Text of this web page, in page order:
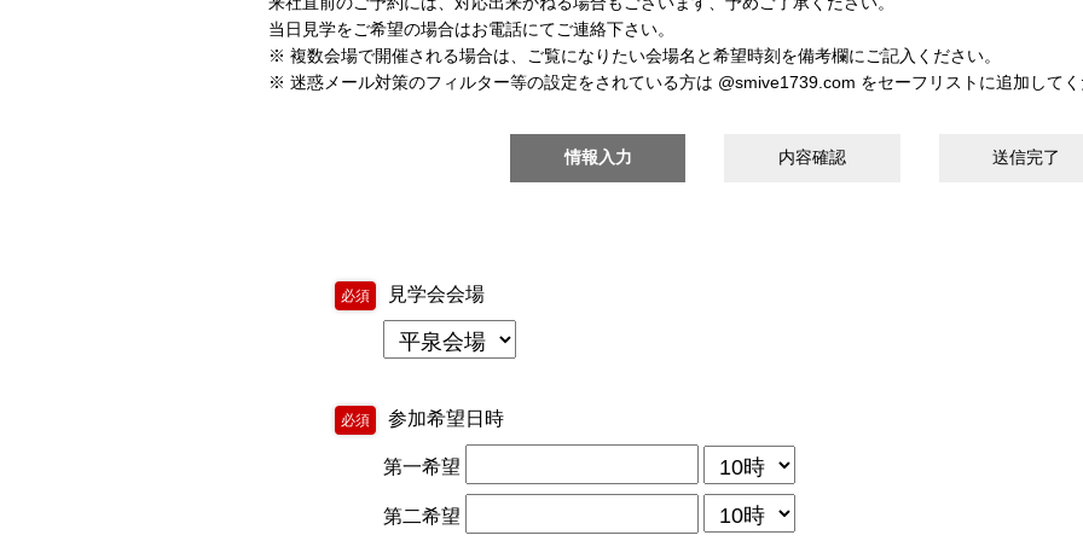
当日見学をご希望の場合はお電話にてご連絡下さい。
※ 複数会場で開催される場合は、ご覧になりたい会場名と希望時刻を備考欄にご記入ください。
※ 迷惑メール対策のフィルター等の設定をされている方は @smive1739.com をセーフリストに追加してく
情報入力 内容確認 送信完了
必須 見学会会場
必須 参加希望日時
第一希望
第二希望